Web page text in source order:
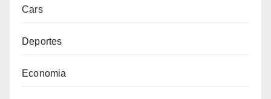
Cars
Deportes
Economia